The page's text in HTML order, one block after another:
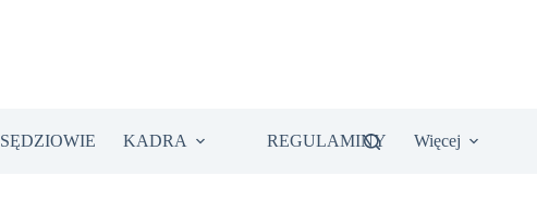
SĘDZIOWIE KADRA REGULAMINY Więcej